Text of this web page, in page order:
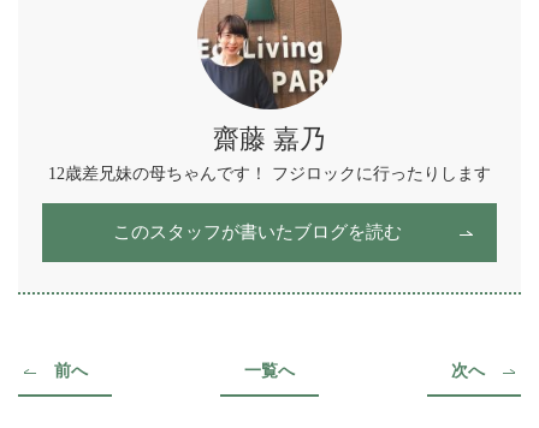
齋藤 嘉乃
12歳差兄妹の母ちゃんです！ フジロックに行ったりします
このスタッフが書いたブログを読む
前へ 一覧へ 次へ